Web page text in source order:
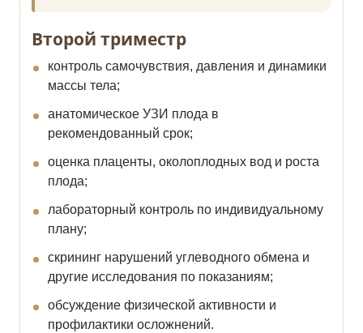
Второй триместр
контроль самочувствия, давления и динамики
массы тела;
анатомическое УЗИ плода в
рекомендованный срок;
оценка плаценты, околоплодных вод и роста
плода;
лабораторный контроль по индивидуальному
плану;
скрининг нарушений углеводного обмена и
другие исследования по показаниям;
обсуждение физической активности и
профилактики осложнений.